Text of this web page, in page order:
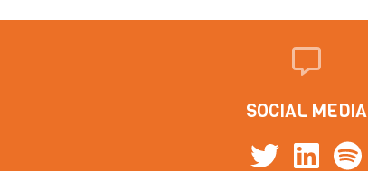
SOCIAL MEDIA